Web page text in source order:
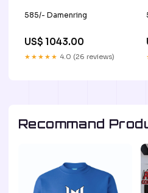
585/- Damenring
US$ 1043.00
★★★★★ 4.0 (26 reviews)
Recommand